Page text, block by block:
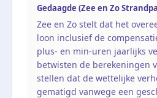
Gedaagde (Zee en Zo
Zee en Zo stelt dat het
loon inclusief de
plus- en min-uren jaarlijks
betwisten de berekeningen
stellen dat de wettelijke
gematigd vanwege een